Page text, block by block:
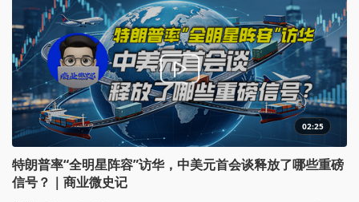
02:25
特朗普率“全明星阵容”访华，中美元首会谈释放了哪些重磅
信号？｜商业微史记